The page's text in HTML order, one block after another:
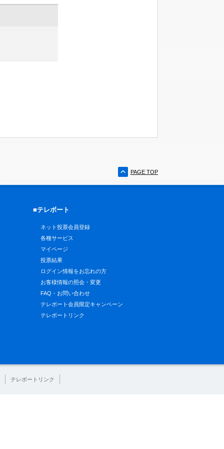
PAGE TOP
■テレボート
ネット投票会員登録
各種サービス
マイページ
投票結果
ログイン情報をお忘れの方
お客様情報の照会・変更
FAQ・お問い合わせ
テレボート会員限定キャンペーン
テレボートリンク
テレボートリンク